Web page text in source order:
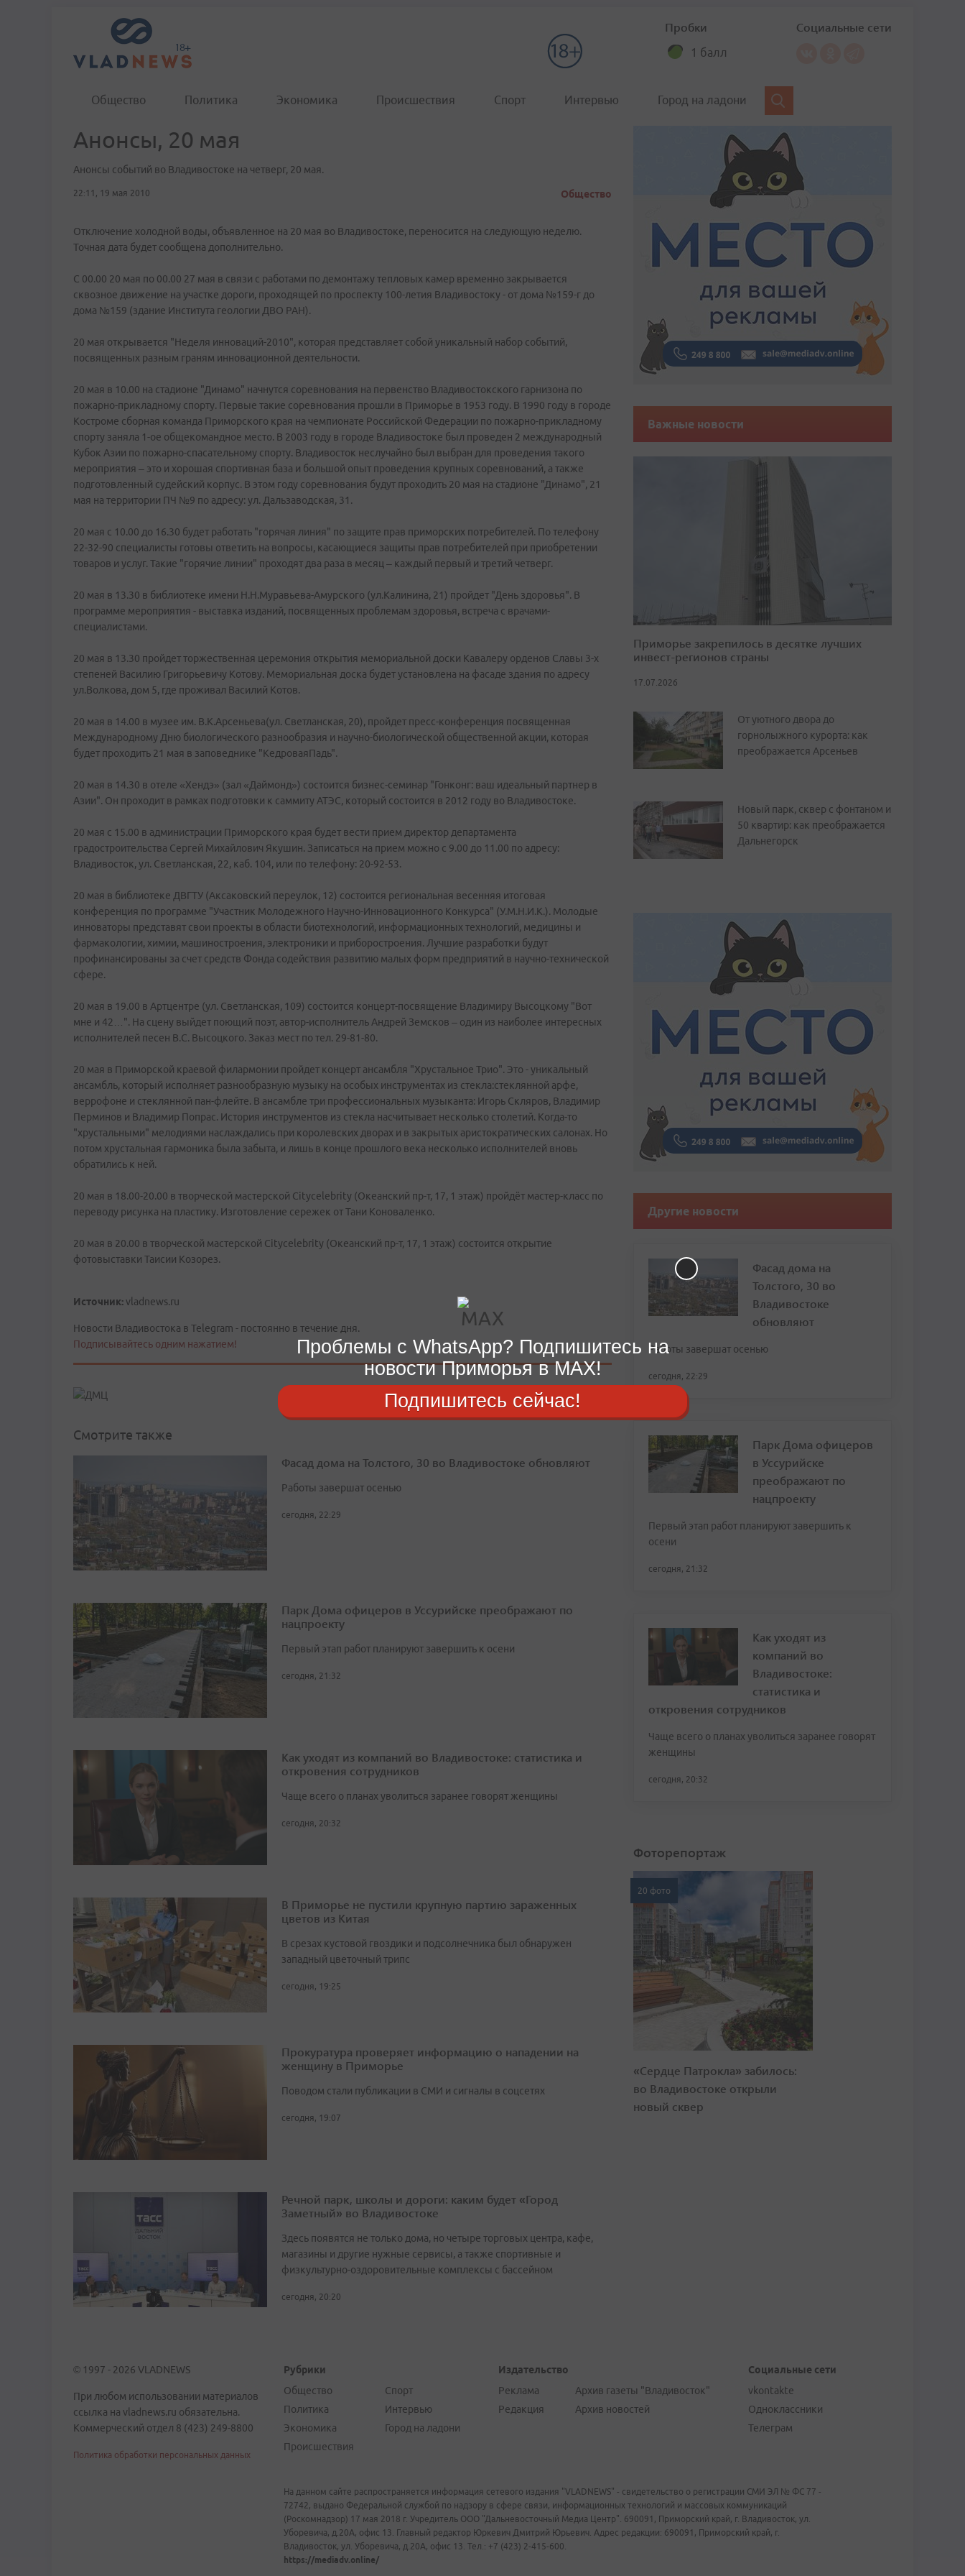
Пробки
1 балл
Социальные сети
Общество Политика Экономика Происшествия Спорт Интервью Город на ладони
Анонсы, 20 мая
Анонсы событий во Владивостоке на четверг, 20 мая.
22:11, 19 мая 2010 Общество
Отключение холодной воды, объявленное на 20 мая во Владивостоке, переносится на следующую неделю.
Точная дата будет сообщена дополнительно.
C 00.00 20 мая по 00.00 27 мая в связи с работами по демонтажу тепловых камер временно закрывается
сквозное движение на участке дороги, проходящей по проспекту 100-летия Владивостоку - от дома №159-г до
дома №159 (здание Института геологии ДВО РАН).
20 мая открывается "Неделя инноваций-2010", которая представляет собой уникальный набор событий,
посвященных разным граням инновационной деятельности.
20 мая в 10.00 на стадионе "Динамо" начнутся соревнования на первенство Владивостокского гарнизона по
пожарно-прикладному спорту. Первые такие соревнования прошли в Приморье в 1953 году. В 1990 году в городе
Костроме сборная команда Приморского края на чемпионате Российской Федерации по пожарно-прикладному
спорту заняла 1-ое общекомандное место. В 2003 году в городе Владивостоке был проведен 2 международный
Кубок Азии по пожарно-спасательному спорту. Владивосток неслучайно был выбран для проведения такого
мероприятия – это и хорошая спортивная база и большой опыт проведения крупных соревнований, а также
подготовленный судейский корпус. В этом году соревнования будут проходить 20 мая на стадионе "Динамо", 21
мая на территории ПЧ №9 по адресу: ул. Дальзаводская, 31.
20 мая с 10.00 до 16.30 будет работать "горячая линия" по защите прав приморских потребителей. По телефону
22-32-90 специалисты готовы ответить на вопросы, касающиеся защиты прав потребителей при приобретении
товаров и услуг. Такие "горячие линии" проходят два раза в месяц – каждый первый и третий четверг.
20 мая в 13.30 в библиотеке имени Н.Н.Муравьева-Амурского (ул.Калинина, 21) пройдет "День здоровья". В
программе мероприятия - выставка изданий, посвященных проблемам здоровья, встреча с врачами-
специалистами.
20 мая в 13.30 пройдет торжественная церемония открытия мемориальной доски Кавалеру орденов Славы 3-х
степеней Василию Григорьевичу Котову. Мемориальная доска будет установлена на фасаде здания по адресу
ул.Волкова, дом 5, где проживал Василий Котов.
20 мая в 14.00 в музее им. В.К.Арсеньева(ул. Светланская, 20), пройдет пресс-конференция посвященная
Международному Дню биологического разнообразия и научно-биологической общественной акции, которая
будет проходить 21 мая в заповеднике "КедроваяПадь".
20 мая в 14.30 в отеле «Хендэ» (зал «Даймонд») состоится бизнес-семинар "Гонконг: ваш идеальный партнер в
Азии". Он проходит в рамках подготовки к саммиту АТЭС, который состоится в 2012 году во Владивостоке.
20 мая с 15.00 в администрации Приморского края будет вести прием директор департамента
градостроительства Сергей Михайлович Якушин. Записаться на прием можно с 9.00 до 11.00 по адресу:
Владивосток, ул. Светланская, 22, каб. 104, или по телефону: 20-92-53.
20 мая в библиотеке ДВГТУ (Аксаковский переулок, 12) состоится региональная весенняя итоговая
конференция по программе "Участник Молодежного Научно-Инновационного Конкурса" (У.М.Н.И.К.). Молодые
инноваторы представят свои проекты в области биотехнологий, информационных технологий, медицины и
фармакологии, химии, машиностроения, электроники и приборостроения. Лучшие разработки будут
профинансированы за счет средств Фонда содействия развитию малых форм предприятий в научно-технической
сфере.
20 мая в 19.00 в Артцентре (ул. Светланская, 109) состоится концерт-посвящение Владимиру Высоцкому "Вот
мне и 42…". На сцену выйдет поющий поэт, автор-исполнитель Андрей Земсков – один из наиболее интересных
исполнителей песен В.С. Высоцкого. Заказ мест по тел. 29-81-80.
20 мая в Приморской краевой филармонии пройдет концерт ансамбля "Хрустальное Трио". Это - уникальный
ансамбль, который исполняет разнообразную музыку на особых инструментах из стекла:стеклянной арфе,
веррофоне и стеклянной пан-флейте. В ансамбле три профессиональных музыканта: Игорь Скляров, Владимир
Перминов и Владимир Попрас. История инструментов из стекла насчитывает несколько столетий. Когда-то
"хрустальными" мелодиями наслаждались при королевских дворах и в закрытых аристократических салонах. Но
потом хрустальная гармоника была забыта, и лишь в конце прошлого века несколько исполнителей вновь
обратились к ней.
20 мая в 18.00-20.00 в творческой мастерской Citycelebrity (Океанский пр-т, 17, 1 этаж) пройдёт мастер-класс по
переводу рисунка на пластику. Изготовление сережек от Тани Коноваленко.
20 мая в 20.00 в творческой мастерской Citycelebrity (Океанский пр-т, 17, 1 этаж) состоится открытие
фотовыставки Таисии Козорез.
Источник:vladnews.ru
Новости Владивостока в Telegram - постоянно в течение дня.
Подписывайтесь одним нажатием!
Смотрите также
Фасад дома на Толстого, 30 во Владивостоке обновляют
Работы завершат осенью
сегодня, 22:29
Парк Дома офицеров в Уссурийске преображают по
нацпроекту
Первый этап работ планируют завершить к осени
сегодня, 21:32
Как уходят из компаний во Владивостоке: статистика и
откровения сотрудников
Чаще всего о планах уволиться заранее говорят женщины
сегодня, 20:32
В Приморье не пустили крупную партию зараженных
цветов из Китая
В срезах кустовой гвоздики и подсолнечника был обнаружен
западный цветочный трипс
сегодня, 19:25
Прокуратура проверяет информацию о нападении на
женщину в Приморье
Поводом стали публикации в СМИ и сигналы в соцсетях
сегодня, 19:07
Речной парк, школы и дороги: каким будет «Город
Заметный» во Владивостоке
Здесь появятся не только дома, но четыре торговых центра, кафе,
магазины и другие нужные сервисы, а также спортивные и
физкультурно-оздоровительные комплексы с бассейном
сегодня, 20:20
Важные новости
Приморье закрепилось в десятке лучших
инвест-регионов страны
17.07.2026
От уютного двора до
горнолыжного курорта: как
преображается Арсеньев
Новый парк, сквер с фонтаном и
50 квартир: как преображается
Дальнегорск
Другие новости
Фасад дома на
Толстого, 30 во
Владивостоке
обновляют
Работы завершат осенью
сегодня, 22:29
Парк Дома офицеров
в Уссурийске
преображают по
нацпроекту
Первый этап работ планируют завершить к
осени
сегодня, 21:32
Как уходят из
компаний во
Владивостоке:
статистика и
откровения сотрудников
Чаще всего о планах уволиться заранее говорят
женщины
сегодня, 20:32
Фоторепортаж
20 фото
«Сердце Патрокла» забилось:
во Владивостоке открыли
новый сквер
© 1997 - 2026 VLADNEWS
При любом использовании материалов
ссылка на vladnews.ru обязательна.
Коммерческий отдел 8 (423) 249-8800
Политика обработки персональных данных
Рубрики
Общество
Политика
Экономика
Происшествия
Спорт
Интервью
Город на ладони
Издательство
Реклама
Редакция
Архив газеты "Владивосток"
Архив новостей
Социальные сети
vkontakte
Одноклассники
Телеграм
На данном сайте распространяется информация сетевого издания "VLADNEWS" - свидетельство о регистрации СМИ ЭЛ № ФС 77 -
72742, выдано Федеральной службой по надзору в сфере связи, информационных технологий и массовых коммуникаций
(Роскомнадзор) 17 мая 2018 г. Учредитель ООО "Дальневосточный Медиа Центр". 690091, Приморский край, г. Владивосток, ул.
Уборевича, д.20А, офис 13. Главный редактор Юркевич Дмитрий Юрьевич. Адрес редакции: 690091, Приморский край, г.
Владивосток, ул. Уборевича, д.20А, офис 13. Тел.: +7 (423) 2-415-600.
https://mediadv.online/
Проблемы с WhatsApp? Подпишитесь на
новости Приморья в MAX!
Подпишитесь сейчас!